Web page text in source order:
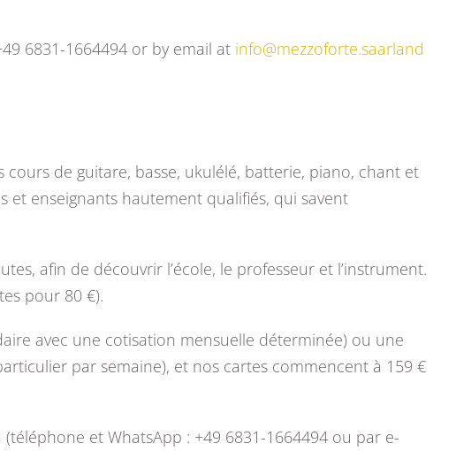
6831-1664494 or by email at info@mezzoforte.saarland
de guitare, basse, ukulélé, batterie, piano, chant et
et enseignants hautement qualifiés, qui savent
afin de découvrir l’école, le professeur et l’instrument.
pour 80 €).
avec une cotisation mensuelle déterminée) ou une
par semaine), et nos cartes commencent à 159 €
et WhatsApp : +49 6831-1664494 ou par e-